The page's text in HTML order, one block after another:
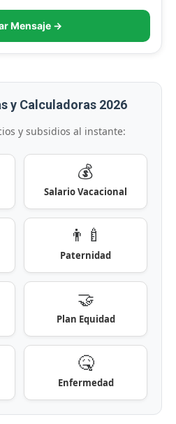
Mensaje →
y Calculadoras 2026
y subsidios al instante:
💰
Salario Vacacional
👨‍🍼
Paternidad
🤝
Plan Equidad
🤒
Enfermedad